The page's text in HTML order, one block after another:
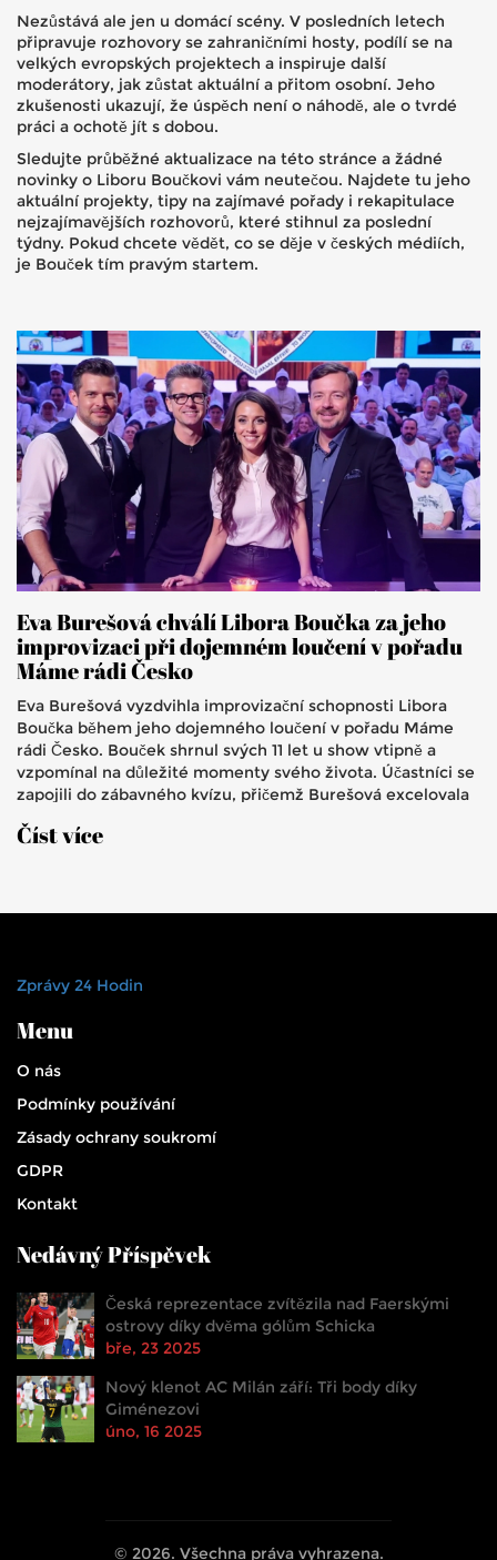
Nezůstává ale jen u domácí scény. V posledních letech
připravuje rozhovory se zahraničními hosty, podílí se na
velkých evropských projektech a inspiruje další
moderátory, jak zůstat aktuální a přitom osobní. Jeho
zkušenosti ukazují, že úspěch není o náhodě, ale o tvrdé
práci a ochotě jít s dobou.
Sledujte průběžné aktualizace na této stránce a žádné
novinky o Liboru Boučkovi vám neutečou. Najdete tu jeho
aktuální projekty, tipy na zajímavé pořady i rekapitulace
nejzajímavějších rozhovorů, které stihnul za poslední
týdny. Pokud chcete vědět, co se děje v českých médiích,
je Bouček tím pravým startem.
Eva Burešová chválí Libora Boučka za jeho
improvizaci při dojemném loučení v pořadu
Máme rádi Česko
Eva Burešová vyzdvihla improvizační schopnosti Libora
Boučka během jeho dojemného loučení v pořadu Máme
rádi Česko. Bouček shrnul svých 11 let u show vtipně a
vzpomínal na důležité momenty svého života. Účastníci se
zapojili do zábavného kvízu, přičemž Burešová excelovala
politiky a vše zakončil emocionálním projevem.
Číst více
Zprávy 24 Hodin
Menu
O nás
Podmínky používání
Zásady ochrany soukromí
GDPR
Kontakt
Nedávný Příspěvek
Česká reprezentace zvítězila nad Faerskými
ostrovy díky dvěma gólům Schicka
bře, 23 2025
Nový klenot AC Milán září: Tři body díky
Giménezovi
úno, 16 2025
© 2026. Všechna práva vyhrazena.